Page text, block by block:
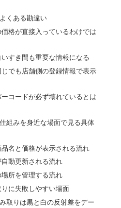
くある勘違い
格が直接入っているわけでは
すき間も重要な情報になる
でも店舗側の登録情報で表示
コードが必ず壊れているとは
組みを身近な場面で見る具体
名と価格が表示される流れ
動更新される流れ
所を管理する流れ
に失敗しやすい場面
取りは黒と白の反射差をデー